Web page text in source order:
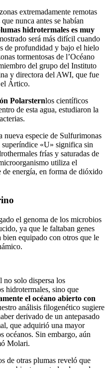
extremadamente remotas
nunca antes se habían
hidrotermales es muy
será más difícil cuando
de profundidad y bajo el hielo
tormentosas de l’Océano
del grupo del Instituto
y directora del AWI, que fue
Ártico.
Polarsternlos científicos
de esta agua, estudiaron la
especie de Sulfurimonas
«U» significa sin
frías y saturadas de
utiliza el
energía, en forma de dióxido
el genoma de los microbios
ya que le faltaban genes
bien equipado con otros que le
no solo dispersa los
hidrotermales, sino que
el océano abierto con
análisis filogenético sugiere
derivado de un antepasado
que adquirió una mayor
océanos. Sin embargo, aún
Molari.
de otras plumas reveló que